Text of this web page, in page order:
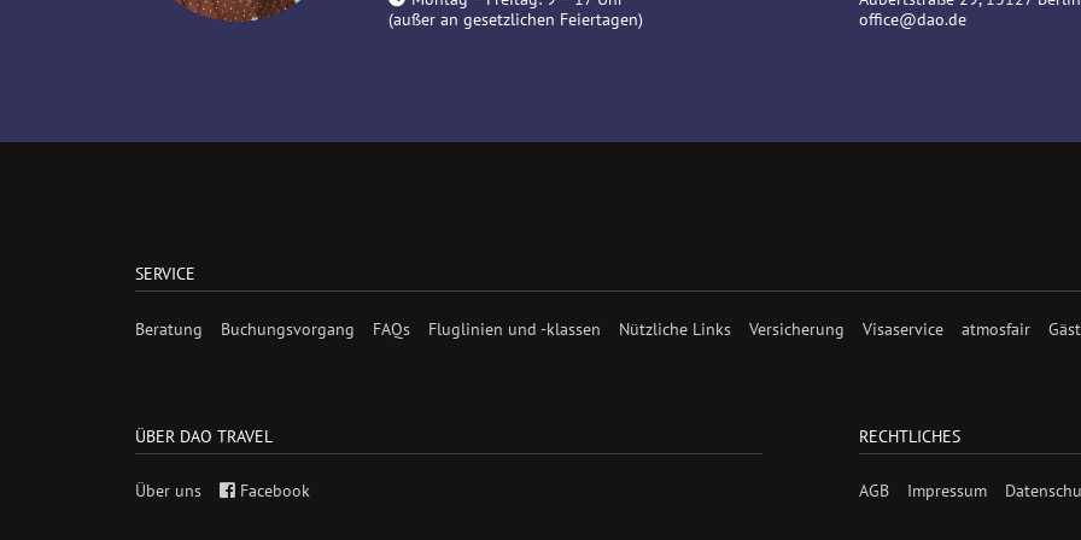
(außer an gesetzlichen Feiertagen)
office@dao.de
SERVICE
Beratung Buchungsvorgang FAQs Fluglinien und -klassen Nützliche Links Versicherung Visaservice atmosfair
ÜBER DAO TRAVEL
Über uns Facebook
RECHTLICHES
AGB Impressum